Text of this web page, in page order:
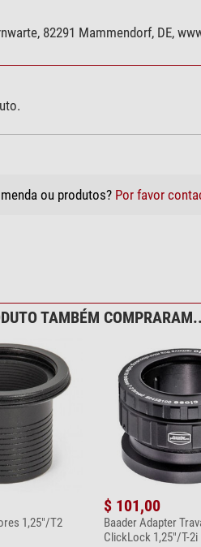
82291 Mammendorf, DE,
ou produtos? Por favor
TAMBÉM
1,25"/T2
$ 101,00
Baader Adapter
ClickLock 1,25"/T-2i